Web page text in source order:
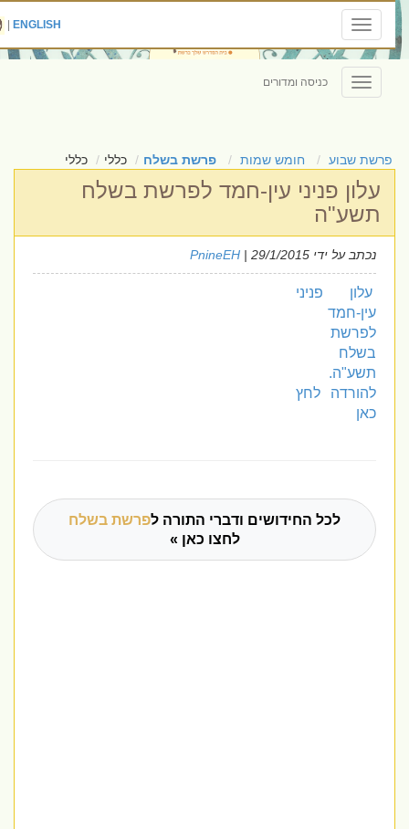
Toggle
navigation
ENGLISH
|
Toggle
navigation
כניסה ומדורים
פרשת שבוע חומש שמות פרשת בשלח כללי כללי
עלון פניני עין-חמד לפרשת בשלח
תשע"ה
נכתב על ידי PnineEH| 29/1/2015
עלון פניני
עין-חמד
לפרשת
בשלח
תשע"ה.
להורדה לחץ
כאן
לכל החידושים ודברי התורה לפרשת בשלח
לחצו כאן »